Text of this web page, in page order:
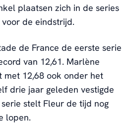
plaatsen zich in de series
de eindstrijd.
de France de eerste serie
van 12,61. Marlène
12,68 ook onder het
drie jaar geleden vestigde
stelt Fleur de tijd nog
lopen.